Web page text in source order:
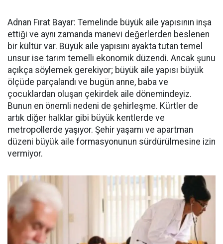
Adnan Fırat Bayar: Temelinde büyük aile yapısının inşa
ettiği ve aynı zamanda manevi değerlerden beslenen
bir kültür var. Büyük aile yapısını ayakta tutan temel
unsur ise tarım temelli ekonomik düzendi. Ancak şunu
açıkça söylemek gerekiyor; büyük aile yapısı büyük
ölçüde parçalandı ve bugün anne, baba ve
çocuklardan oluşan çekirdek aile dönemindeyiz.
Bunun en önemli nedeni de şehirleşme. Kürtler de
artık diğer halklar gibi büyük kentlerde ve
metropollerde yaşıyor. Şehir yaşamı ve apartman
düzeni büyük aile formasyonunun sürdürülmesine izin
vermiyor.